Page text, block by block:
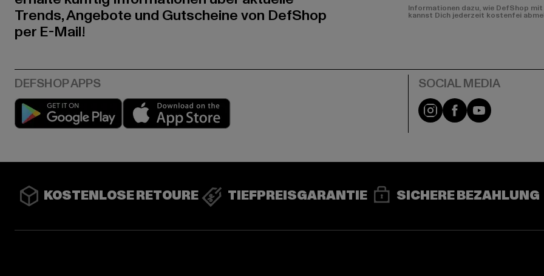
Trends, Angebote und Gutscheine von DefShop
per E-Mail!
Informationen dazu, wie DefShop
kannst Dich jederzeit kostenfei
Play market Instagram
FacebookYouTube
KOSTENLOSE RETOURE TIEFPREISGARANTIE SICHERE BEZAHLUNG